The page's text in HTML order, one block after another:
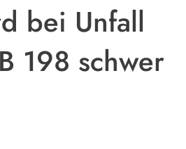
bei Unfall
198 schwer